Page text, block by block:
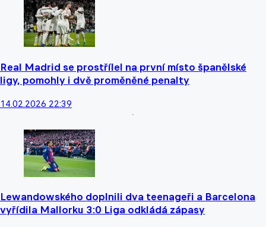
Real Madrid se prostřílel na první místo španělské
ligy, pomohly i dvě proměněné penalty
14.02.2026 22:39
Lewandowského doplnili dva teenageři a Barcelona
vyřídila Mallorku 3:0 Liga odkládá zápasy